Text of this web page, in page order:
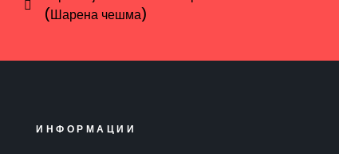
(Шарена чешма)
ИНФОРМАЦИИ